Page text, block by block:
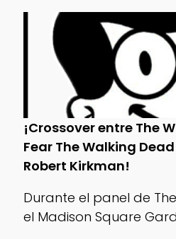
¡Crossover entre The
Fear The Walking
Robert Kirkman!
Durante el panel de
el Madison Square